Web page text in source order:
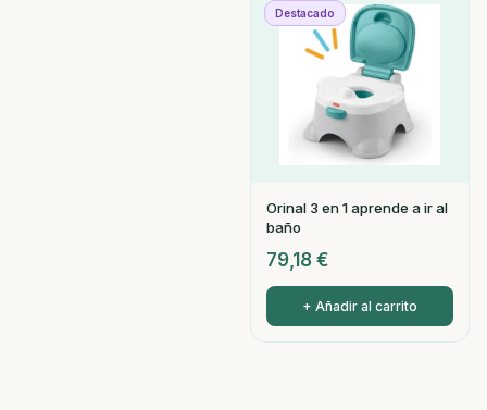
Destacado
Orinal 3 en 1 aprende a ir al
baño
79,18 €
+ Añadir al carrito